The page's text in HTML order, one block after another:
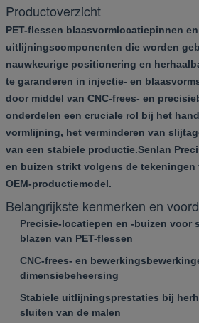
Productoverzicht
PET-flessen blaasvormlocatiepinnen
uitlijningscomponenten die worden
nauwkeurige positionering en
te garanderen in injectie- en
door middel van CNC-frees- en
onderdelen een cruciale rol bij het
vormlijning, het verminderen van
van een stabiele productie.Senlan
en buizen strikt volgens de tekeningen
OEM-productiemodel.
Belangrijkste kenmerken en
Precisie-locatiepen en -buizen voor
blazen van PET-flessen
CNC-frees- en
dimensiebeheersing
Stabiele uitlijningsprestaties bij
sluiten van de malen